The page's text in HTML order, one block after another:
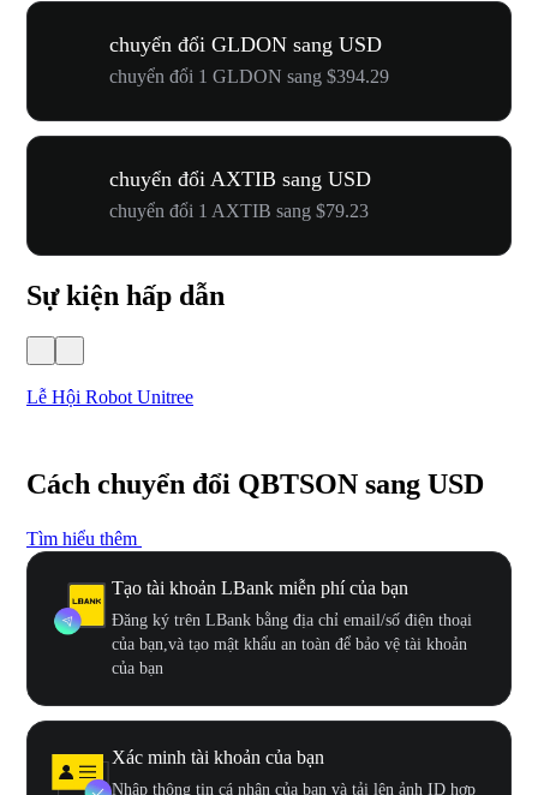
chuyển đổi GLDON sang USD
chuyển đổi 1 GLDON sang $394.29
chuyển đổi AXTIB sang USD
chuyển đổi 1 AXTIB sang $79.23
Sự kiện hấp dẫn
Lễ Hội Robot Unitree
Cách chuyển đổi QBTSON sang USD
Tìm hiểu thêm
Tạo tài khoản LBank miễn phí của bạn
Đăng ký trên LBank bằng địa chỉ email/số điện thoại
của bạn,và tạo mật khẩu an toàn để bảo vệ tài khoản
của bạn
Xác minh tài khoản của bạn
Nhập thông tin cá nhân của bạn và tải lên ảnh ID hợp